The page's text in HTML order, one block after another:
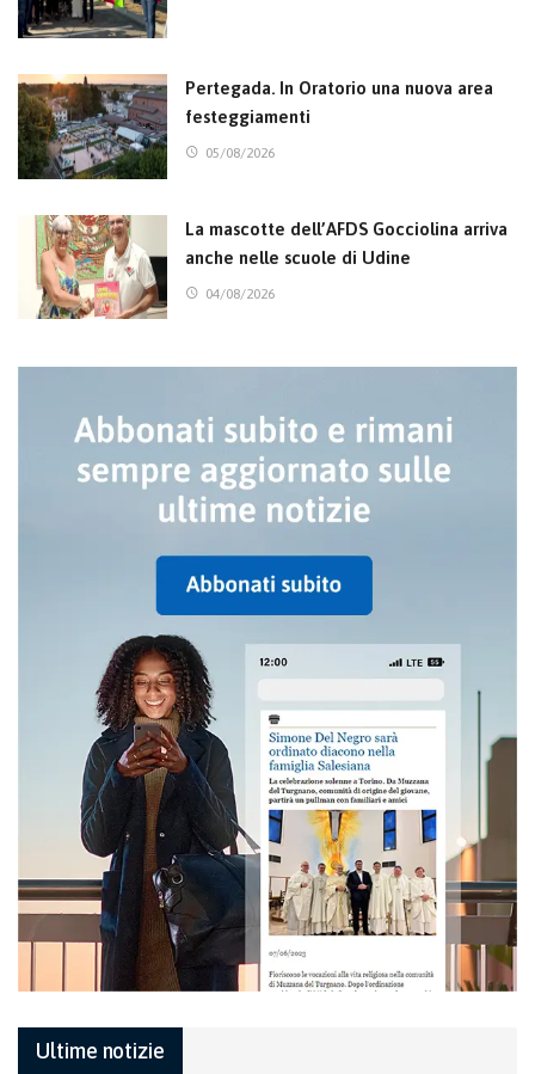
Pertegada. In Oratorio una nuova area
festeggiamenti
05/08/2026
La mascotte dell’AFDS Gocciolina arriva
anche nelle scuole di Udine
04/08/2026
Ultime notizie